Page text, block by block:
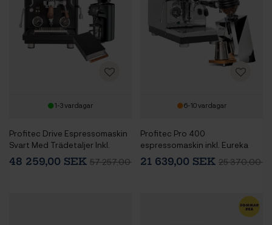
1-3 vardagar
Profitec Drive Espressomaskin
Svart Med Trädetaljer Inkl.
Mahlkönig E64 WS
Espressokvarn & Profitec
48 259,00 SEK 57 257,00 SEK
6-10 vardagar
Profitec Pro 400
espressomaskin inkl. Eureka
Mignon Zero 65 Speedy
Chrome
21 639,00 SEK 25 370,00